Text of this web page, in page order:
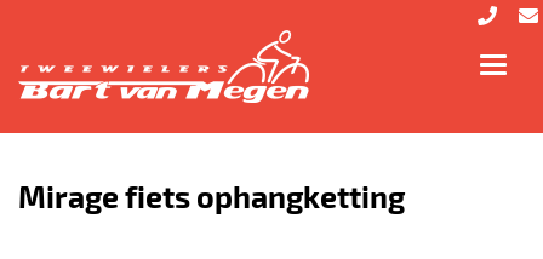
Mirage fiets ophangketting